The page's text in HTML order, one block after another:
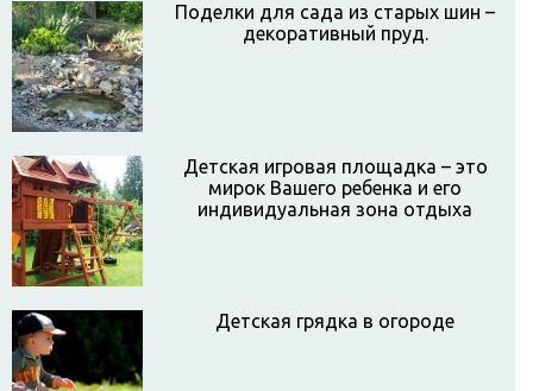
Поделки для сада из старых шин –
декоративный пруд.
Детская игровая площадка – это
мирок Вашего ребенка и его
индивидуальная зона отдыха
Детская грядка в огороде